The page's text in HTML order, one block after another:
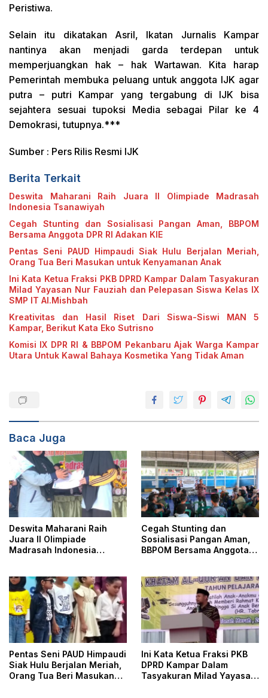
Peristiwa.
Selain itu dikatakan Asril, Ikatan Jurnalis Kampar
nantinya akan menjadi garda terdepan untuk
memperjuangkan hak – hak Wartawan. Kita harap
Pemerintah membuka peluang untuk anggota IJK agar
putra – putri Kampar yang tergabung di IJK bisa
sejahtera sesuai tupoksi Media sebagai Pilar ke 4
Demokrasi, tutupnya.***
Sumber : Pers Rilis Resmi IJK
Berita Terkait
Deswita Maharani Raih Juara II Olimpiade Madrasah
Indonesia Tsanawiyah
Cegah Stunting dan Sosialisasi Pangan Aman, BBPOM
Bersama Anggota DPR RI Adakan KIE
Pentas Seni PAUD Himpaudi Siak Hulu Berjalan Meriah,
Orang Tua Beri Masukan untuk Kenyamanan Anak
Ini Kata Ketua Fraksi PKB DPRD Kampar Dalam Tasyakuran
Milad Yayasan Nur Fauziah dan Pelepasan Siswa Kelas IX
SMP IT Al.Mishbah
Kreativitas dan Hasil Riset Dari Siswa-Siswi MAN 5
Kampar, Berikut Kata Eko Sutrisno
Komisi IX DPR RI & BBPOM Pekanbaru Ajak Warga Kampar
Utara Untuk Kawal Bahaya Kosmetika Yang Tidak Aman
Baca Juga
Deswita Maharani Raih
Juara II Olimpiade
Madrasah Indonesia
Cegah Stunting dan
Sosialisasi Pangan Aman,
BBPOM Bersama Anggota
Pentas Seni PAUD Himpaudi
Siak Hulu Berjalan Meriah,
Orang Tua Beri Masukan
Ini Kata Ketua Fraksi PKB
DPRD Kampar Dalam
Tasyakuran Milad Yayasan